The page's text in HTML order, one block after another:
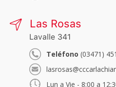
Las Rosas
Lavalle 341
Teléfono (03471)
Lun a Vie - 8:00 a